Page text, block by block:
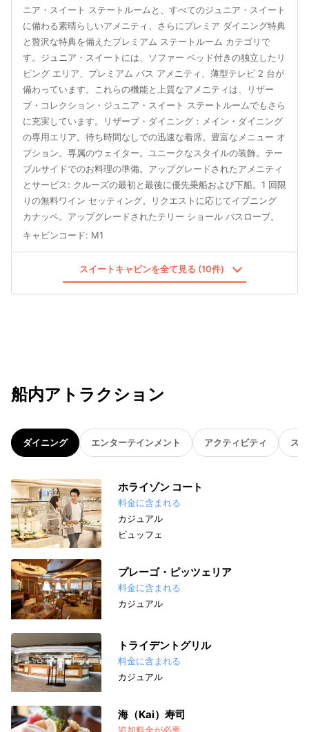
ニア・スイート ステートルームと、すべてのジュニア・スイート
に備わる素晴らしいアメニティ、さらにプレミア ダイニング特典
と贅沢な特典を備えたプレミアム ステートルーム カテゴリで
す。ジュニア・スイートには、ソファー ベッド付きの独立したリ
ビング エリア、プレミアム バス アメニティ、薄型テレビ 2 台が
備わっています。これらの機能と上質なアメニティは、リザー
ブ・コレクション・ジュニア・スイート ステートルームでもさら
に充実しています。リザーブ・ダイニング：メイン・ダイニング
の専用エリア。待ち時間なしでの迅速な着席。豊富なメニュー オ
プション。専属のウェイター。ユニークなスタイルの装飾。テー
ブルサイドでのお料理の準備。アップグレードされたアメニティ
とサービス: クルーズの最初と最後に優先乗船および下船。1 回限
りの無料ワイン セッティング。リクエストに応じてイブニング
カナッペ。アップグレードされたテリー ショール バスローブ。
キャビンコード: M1
スイートキャビンを全て見る (10件)
船内アトラクション
ダイニング エンターテインメント アクティビティ ス
ホライゾン コート
料金に含まれる
カジュアル
ビュッフェ
プレーゴ・ピッツェリア
料金に含まれる
カジュアル
トライデントグリル
料金に含まれる
カジュアル
海（Kai）寿司
追加料金が必要